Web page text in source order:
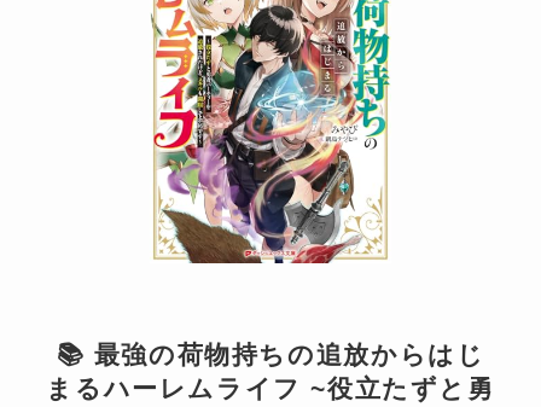
📚 最強の荷物持ちの追放からはじ
まるハーレムライフ ~役立たずと勇